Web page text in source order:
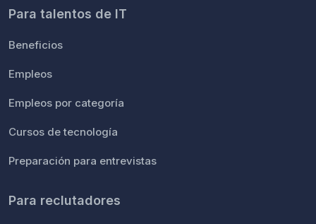
Para talentos de IT
Beneficios
Empleos
Empleos por categoría
Cursos de tecnología
Preparación para entrevistas
Para reclutadores